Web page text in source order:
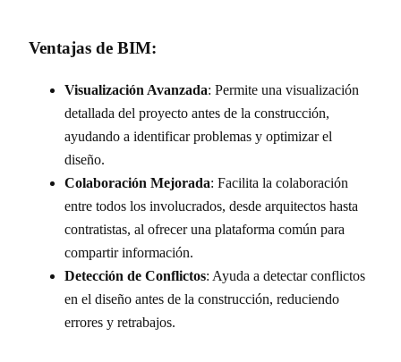
Ventajas de BIM:
Visualización Avanzada: Permite una visualización
detallada del proyecto antes de la construcción,
ayudando a identificar problemas y optimizar el
diseño.
Colaboración Mejorada: Facilita la colaboración
entre todos los involucrados, desde arquitectos hasta
contratistas, al ofrecer una plataforma común para
compartir información.
Detección de Conflictos: Ayuda a detectar conflictos
en el diseño antes de la construcción, reduciendo
errores y retrabajos.